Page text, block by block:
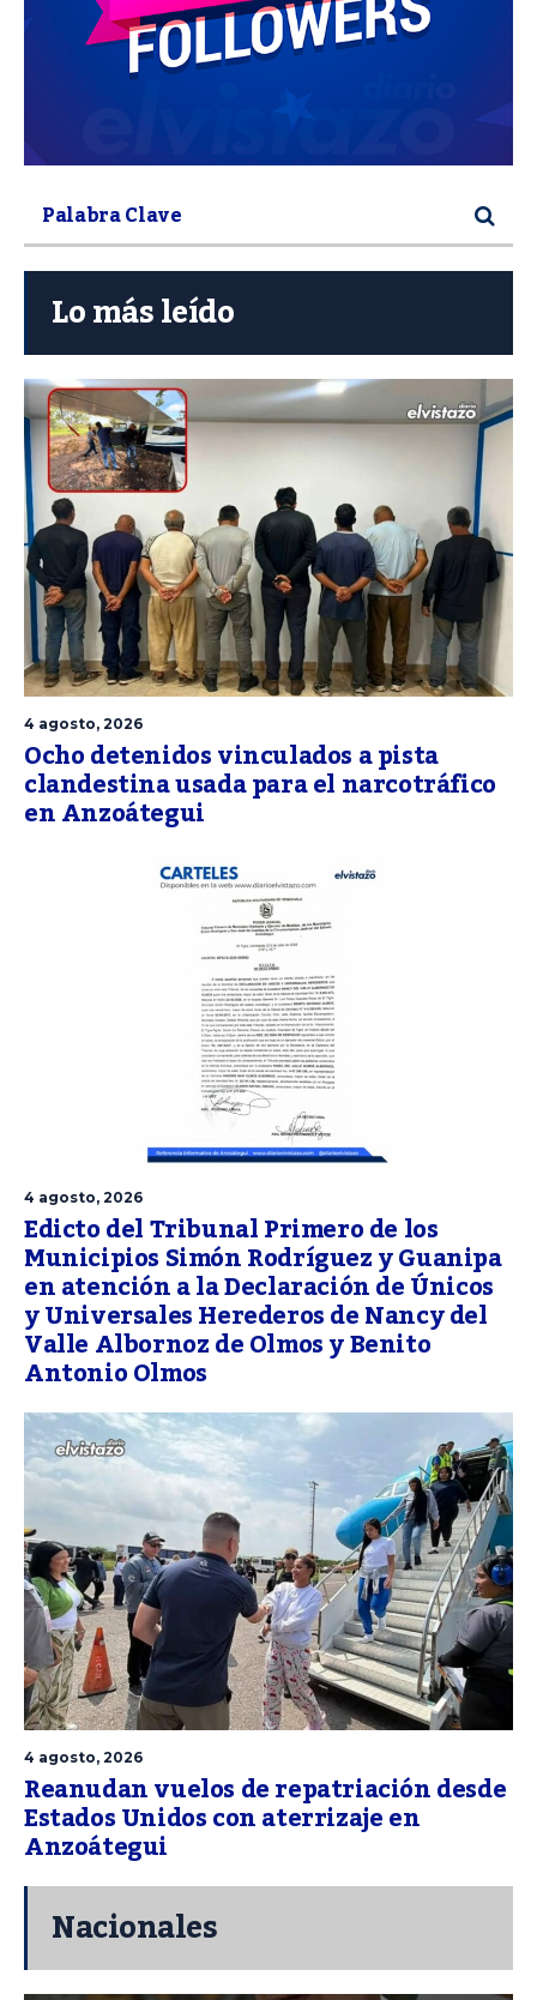
Lo más leído
4 agosto, 2026
Ocho detenidos vinculados a pista
clandestina usada para el narcotráfico
en Anzoátegui
4 agosto, 2026
Edicto del Tribunal Primero de los
Municipios Simón Rodríguez y Guanipa
en atención a la Declaración de Únicos
y Universales Herederos de Nancy del
Valle Albornoz de Olmos y Benito
Antonio Olmos
4 agosto, 2026
Reanudan vuelos de repatriación desde
Estados Unidos con aterrizaje en
Anzoátegui
Nacionales